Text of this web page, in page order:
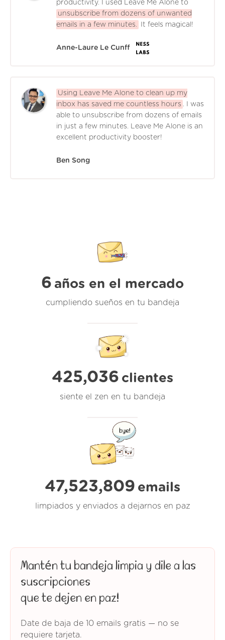
productivity. I used Leave Me Alone to
unsubscribe from dozens of unwanted
emails in a few minutes.
It feels magical!
Anne-Laure Le Cunff
Using Leave Me Alone to clean up my
inbox has saved me countless hours . I was
able to unsubscribe from dozens of emails
in just a few minutes. Leave Me Alone is an
excellent productivity booster!
Ben Song
6 años en el mercado
cumpliendo sueños en tu bandeja
425,036 clientes
siente el zen en tu bandeja
47,523,809 emails
limpiados y enviados a dejarnos en paz
Mantén tu bandeja limpia y dile a las
suscripciones
que te dejen en paz!
Date de baja de 10 emails gratis — no se
requiere tarjeta.